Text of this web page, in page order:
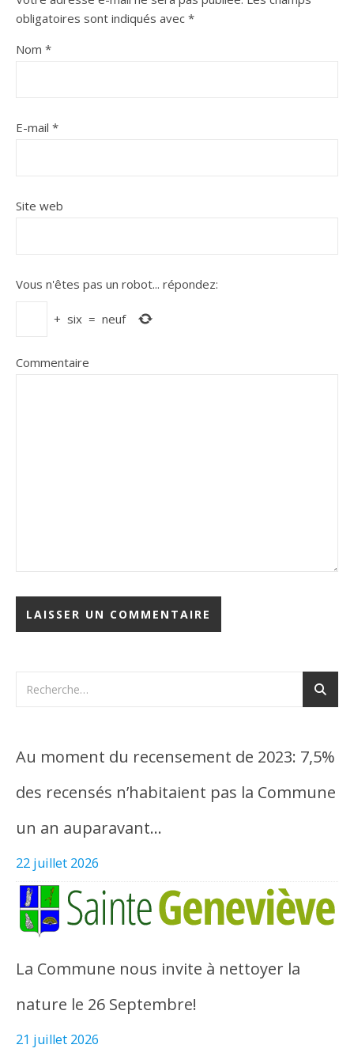
obligatoires sont indiqués avec *
Nom *
E-mail *
Site web
Vous n'êtes pas un robot... répondez:
+ six = neuf
Commentaire
Au moment du recensement de 2023: 7,5%
des recensés n’habitaient pas la Commune
un an auparavant…
22 juillet 2026
La Commune nous invite à nettoyer la
nature le 26 Septembre!
21 juillet 2026